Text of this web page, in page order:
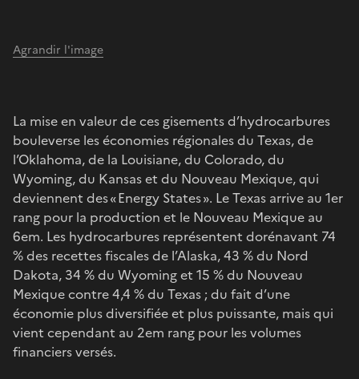
Agrandir l'image
La mise en valeur de ces gisements d’hydrocarbures
bouleverse les économies régionales du Texas, de
l’Oklahoma, de la Louisiane, du Colorado, du
Wyoming, du Kansas et du Nouveau Mexique, qui
deviennent des « Energy States ». Le Texas arrive au 1er
rang pour la production et le Nouveau Mexique au
6em. Les hydrocarbures représentent dorénavant 74
% des recettes fiscales de l’Alaska, 43 % du Nord
Dakota, 34 % du Wyoming et 15 % du Nouveau
Mexique contre 4,4 % du Texas ; du fait d’une
économie plus diversifiée et plus puissante, mais qui
vient cependant au 2em rang pour les volumes
financiers versés.